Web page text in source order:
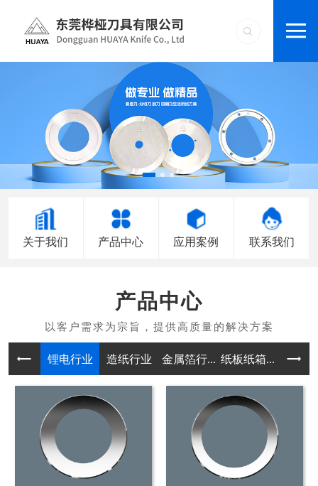
关于我们 产品中心 应用案例 联系我们
产品中心
锂电行业 造纸行业 金属箔行... 纸板纸箱... 不干